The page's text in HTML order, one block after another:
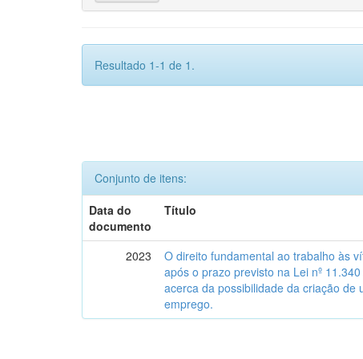
Resultado 1-1 de 1.
Conjunto de itens:
Data do
documento
Título
2023
O direito fundamental ao trabalho às
após o prazo previsto na Lei nº
acerca da possibilidade da criação de
emprego.